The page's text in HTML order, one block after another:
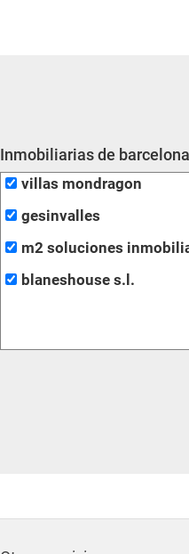
Inmobiliarias de
villas mondragon
gesinvalles
m2 soluciones
blaneshouse s.l.